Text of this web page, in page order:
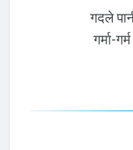
गदले
गर्मा-